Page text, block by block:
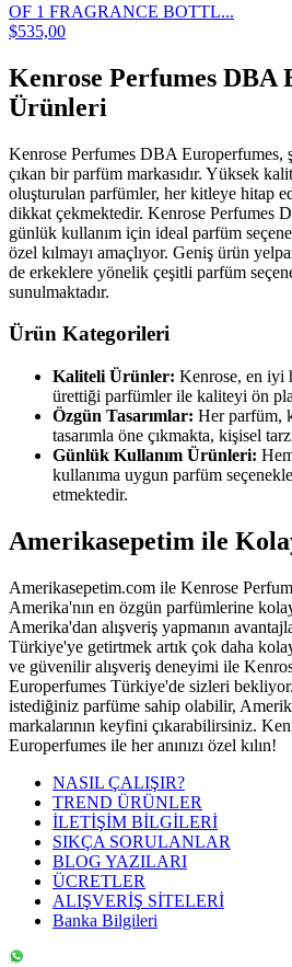
OF 1 FRAGRANCE BOTTL...
$535,00
Kenrose Perfumes DBA
Ürünleri
Kenrose Perfumes DBA Europerfumes,
çıkan bir parfüm markasıdır. Yüksek
oluşturulan parfümler, her kitleye hitap
dikkat çekmektedir. Kenrose Perfumes
günlük kullanım için ideal parfüm
özel kılmayı amaçlıyor. Geniş ürün
de erkeklere yönelik çeşitli parfüm
sunulmaktadır.
Ürün Kategorileri
Kaliteli Ürünler: Kenrose, en iyi
ürettiği parfümler ile kaliteyi ön
Özgün Tasarımlar: Her parfüm,
tasarımla öne çıkmakta, kişisel
Günlük Kullanım Ürünleri:
kullanıma uygun parfüm
etmektedir.
Amerikasepetim ile
Amerikasepetim.com ile Kenrose
Amerika'nın en özgün parfümlerine
Amerika'dan alışveriş yapmanın
Türkiye'ye getirtmek artık çok daha
ve güvenilir alışveriş deneyimi ile
Europerfumes Türkiye'de sizleri
istediğiniz parfüme sahip olabilir,
markalarının keyfini çıkarabilirsiniz.
Europerfumes ile her anınızı özel kılın!
NASIL ÇALIŞIR?
TREND ÜRÜNLER
İLETİŞİM BİLGİLERİ
SIKÇA SORULANLAR
BLOG YAZILARI
ÜCRETLER
ALIŞVERİŞ SİTELERİ
Banka Bilgileri